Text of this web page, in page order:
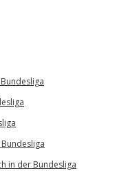
in der Bundesliga